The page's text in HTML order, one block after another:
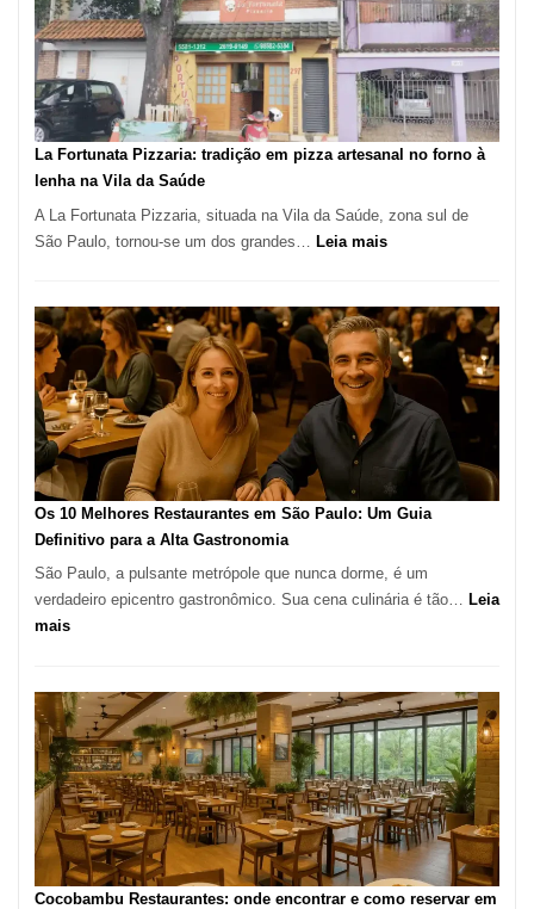
Tornou
Um
dos
Restaurantes
Mais
Icônicos
La Fortunata Pizzaria: tradição em pizza artesanal no forno à
lenha na Vila da Saúde
A La Fortunata Pizzaria, situada na Vila da Saúde, zona sul de
São Paulo, tornou-se um dos grandes… Leia mais:
Pizzaria:
tradição
em
pizza
artesanal
forno
à
Vila
da
Os 10 Melhores Restaurantes em São Paulo: Um Guia
Definitivo para a Alta Gastronomia
São Paulo, a pulsante metrópole que nunca dorme, é um
verdadeiro epicentro gastronômico. Sua cena culinária é tão… Leia
mais:
Melhores
Restaurantes
em
São
Paulo:
Um
Guia
Definitivo
Cocobambu Restaurantes: onde encontrar e como reservar em